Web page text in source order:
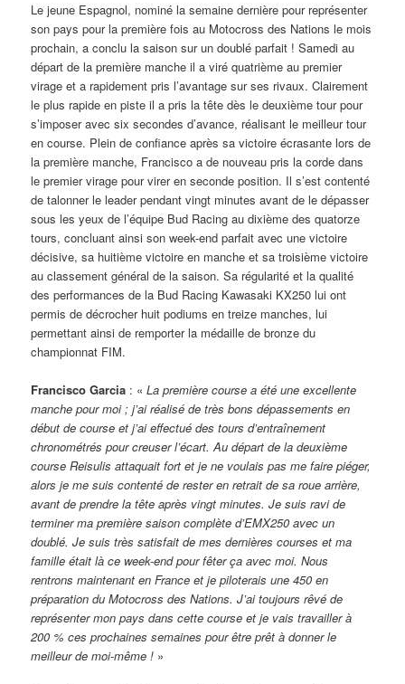
Le jeune Espagnol, nominé la semaine dernière pour représenter
son pays pour la première fois au Motocross des Nations le mois
prochain, a conclu la saison sur un doublé parfait ! Samedi au
départ de la première manche il a viré quatrième au premier
virage et a rapidement pris l’avantage sur ses rivaux. Clairement
le plus rapide en piste il a pris la tête dès le deuxième tour pour
s’imposer avec six secondes d’avance, réalisant le meilleur tour
en course. Plein de confiance après sa victoire écrasante lors de
la première manche, Francisco a de nouveau pris la corde dans
le premier virage pour virer en seconde position. Il s’est contenté
de talonner le leader pendant vingt minutes avant de le dépasser
sous les yeux de l’équipe Bud Racing au dixième des quatorze
tours, concluant ainsi son week-end parfait avec une victoire
décisive, sa huitième victoire en manche et sa troisième victoire
au classement général de la saison. Sa régularité et la qualité
des performances de la Bud Racing Kawasaki KX250 lui ont
permis de décrocher huit podiums en treize manches, lui
permettant ainsi de remporter la médaille de bronze du
championnat FIM.
Francisco Garcia : «La première course a été une excellente
manche pour moi ; j’ai réalisé de très bons dépassements en
début de course et j’ai effectué des tours d’entraînement
chronométrés pour creuser l’écart. Au départ de la deuxième
course Reisulis attaquait fort et je ne voulais pas me faire piéger,
alors je me suis contenté de rester en retrait de sa roue arrière,
avant de prendre la tête après vingt minutes. Je suis ravi de
terminer ma première saison complète d’EMX250 avec un
doublé. Je suis très satisfait de mes dernières courses et ma
famille était là ce week-end pour fêter ça avec moi. Nous
rentrons maintenant en France et je piloterais une 450 en
préparation du Motocross des Nations. J’ai toujours rêvé de
représenter mon pays dans cette course et je vais travailler à
200 % ces prochaines semaines pour être prêt à donner le
meilleur de moi-même ! »